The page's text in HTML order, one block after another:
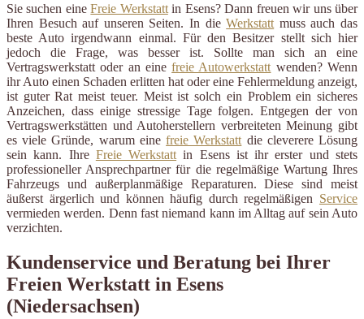
Sie suchen eineFreie Werkstattin Esens? Dann freuen wir uns über
Ihren Besuch auf unseren Seiten. In dieWerkstatt muss auch das
beste Auto irgendwann einmal. Für den Besitzer stellt sich hier
jedoch die Frage, was besser ist. Sollte man sich an eine
Vertragswerkstatt oder an einefreie Autowerkstatt wenden? Wenn
ihr Auto einen Schaden erlitten hat oder eine Fehlermeldung anzeigt,
ist guter Rat meist teuer. Meist ist solch ein Problem ein sicheres
Anzeichen, dass einige stressige Tage folgen. Entgegen der von
Vertragswerkstätten und Autoherstellern verbreiteten Meinung gibt
es viele Gründe, warum einefreie Werkstatt die cleverere Lösung
sein kann. Ihre Freie Werkstatt in Esens ist ihr erster und stets
professioneller Ansprechpartner für die regelmäßige Wartung Ihres
Fahrzeugs und außerplanmäßige Reparaturen. Diese sind meist
äußerst ärgerlich und können häufig durch regelmäßigen Service
vermieden werden. Denn fast niemand kann im Alltag auf sein Auto
verzichten.
Kundenservice und Beratung bei Ihrer
Freien Werkstatt in Esens
(Niedersachsen)